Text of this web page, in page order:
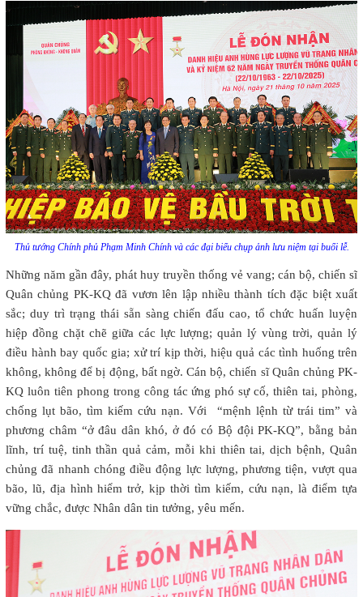
Thủ tướng Chính phủ Phạm Minh Chính và các đại biểu chụp ảnh lưu niệm tại buổi lễ.
Những năm gần đây, phát huy truyền thống vẻ vang; cán bộ, chiến sĩ
Quân chủng PK-KQ đã vươn lên lập nhiều thành tích đặc biệt xuất
sắc; duy trì trạng thái sẵn sàng chiến đấu cao, tổ chức huấn luyện
hiệp đồng chặt chẽ giữa các lực lượng; quản lý vùng trời, quản lý
điều hành bay quốc gia; xử trí kịp thời, hiệu quả các tình huống trên
không, không để bị động, bất ngờ. Cán bộ, chiến sĩ Quân chủng PK-
KQ luôn tiên phong trong công tác ứng phó sự cố, thiên tai, phòng,
chống lụt bão, tìm kiếm cứu nạn. Với “mệnh lệnh từ trái tim” và
phương châm “ở đâu dân khó, ở đó có Bộ đội PK-KQ”, bằng bản
lĩnh, trí tuệ, tinh thần quả cảm, mỗi khi thiên tai, dịch bệnh, Quân
chủng đã nhanh chóng điều động lực lượng, phương tiện, vượt qua
bão, lũ, địa hình hiểm trở, kịp thời tìm kiếm, cứu nạn, là điểm tựa
vững chắc, được Nhân dân tin tưởng, yêu mến.